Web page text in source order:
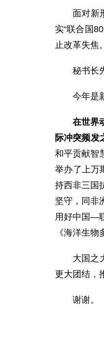
面对新
实“联合国
止改革失焦
秘书长
今年是
在世界
际冲突频发
和平贡献智
举办了上万
持西非三国
坚守，同非
用好中国—
《海洋生
大国之
更大团结，
谢谢。